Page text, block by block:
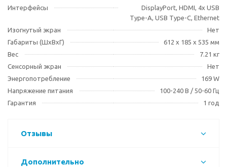
Интерфейсы
DisplayPort, HDMI, 4x USB
Type-A, USB Type-C, Ethernet
Изогнутый экран
Нет
Габариты (ШхВхГ)
612 х 185 х 535 мм
Вес
7.21 кг
Сенсорный экран
Нет
Энергопотребление
169 W
Напряжение питания
100-240 В / 50-60 Гц
Гарантия
1 год
Отзывы
Дополнительно